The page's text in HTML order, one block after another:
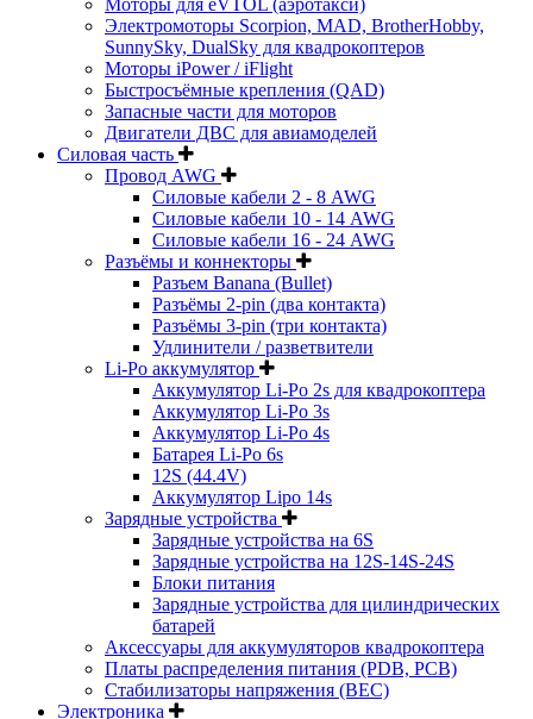
Моторы для eVTOL (аэротакси)
Электромоторы Scorpion, MAD, BrotherHobby,
SunnySky, DualSky для квадрокоптеров
Моторы iPower / iFlight
Быстросъёмные крепления (QAD)
Запасные части для моторов
Двигатели ДВС для авиамоделей
Силовая часть
Провод AWG
Силовые кабели 2 - 8 AWG
Силовые кабели 10 - 14 AWG
Силовые кабели 16 - 24 AWG
Разъёмы и коннекторы
Разъем Banana (Bullet)
Разъёмы 2-pin (два контакта)
Разъёмы 3-pin (три контакта)
Удлинители / разветвители
Li-Po аккумулятор
Аккумулятор Li-Po 2s для квадрокоптера
Аккумулятор Li-Po 3s
Аккумулятор Li-Po 4s
Батарея Li-Po 6s
12S (44.4V)
Аккумулятор Lipo 14s
Зарядные устройства
Зарядные устройства на 6S
Зарядные устройства на 12S-14S-24S
Блоки питания
Зарядные устройства для цилиндрических
батарей
Аксессуары для аккумуляторов квадрокоптера
Платы распределения питания (PDB, PCB)
Стабилизаторы напряжения (BEC)
Электроника